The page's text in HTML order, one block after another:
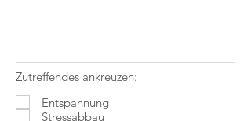
Zutreffendes ankreuzen:
Entspannung
Stressabbau